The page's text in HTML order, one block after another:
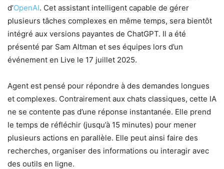
d’OpenAI. Cet assistant intelligent capable de gérer
plusieurs tâches complexes en même temps, sera bientôt
intégré aux versions payantes de ChatGPT. Il a été
présenté par Sam Altman et ses équipes lors d’un
événement en Live le 17 juillet 2025.
Agent est pensé pour répondre à des demandes longues
et complexes. Contrairement aux chats classiques, cette IA
ne se contente pas d’une réponse instantanée. Elle prend
le temps de réfléchir (jusqu’à 15 minutes) pour mener
plusieurs actions en parallèle. Elle peut ainsi faire des
recherches, organiser des informations ou interagir avec
des outils en ligne.